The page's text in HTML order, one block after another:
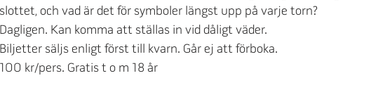
slottet, och vad är det för symboler längst upp på varje torn?
Dagligen. Kan komma att ställas in vid dåligt väder.
Biljetter säljs enligt först till kvarn. Går ej att förboka.
100 kr/pers. Gratis t o m 18 år